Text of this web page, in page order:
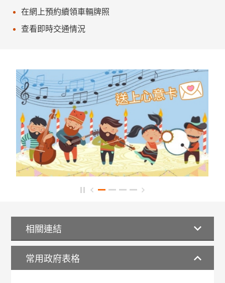
在網上預約續領車輛牌照
查看即時交通情況
相關連結
常用政府表格